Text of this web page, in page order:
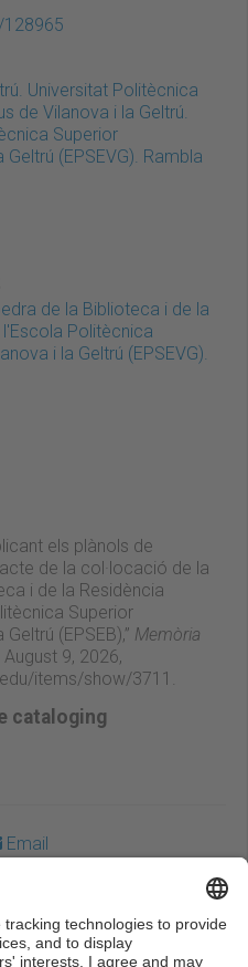
128965
Universitat Politècnica
de Vilanova i la Geltrú.
Superior
(EPSEVG). Rambla
de la Biblioteca i de la
Politècnica
i la Geltrú (EPSEVG).
els plànols de
de la col·locació de la
i de la Residència
Superior
(EPSEB),” Memòria
9, 2026,
items/show/3711
cataloging
Email
content on this work is